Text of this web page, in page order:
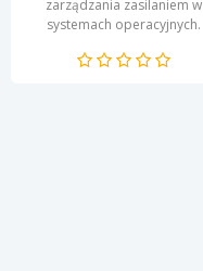
zarządzania zasilaniem w
systemach operacyjnych.
funkcjom umożliwia